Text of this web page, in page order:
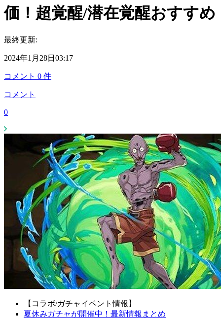
価！超覚醒/潜在覚醒おすすめ
最終更新:
2024年1月28日03:17
コメント 0 件
コメント
0
【コラボ/ガチャイベント情報】
夏休みガチャが開催中！最新情報まとめ